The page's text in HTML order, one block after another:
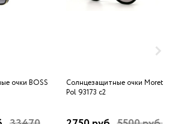
очки BOSS
Солнцезащитные очки Moretti
Pol 93173 с2